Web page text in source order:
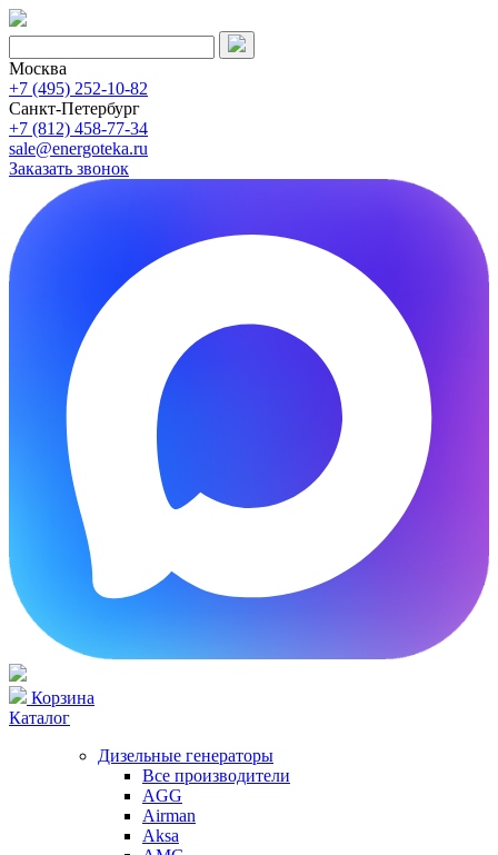
Москва
+7 (495) 252-10-82
Санкт-Петербург
+7 (812) 458-77-34
sale@energoteka.ru
Заказать звонок
Корзина
Каталог
Дизельные генераторы
Все производители
AGG
Airman
Aksa